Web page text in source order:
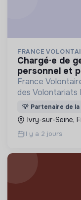
FRANCE
chargé·e de gestion administrative du
personnel et
France
des Volontariats
Solidarité.
💡 Partenaire de
Ivry-sur-Seine,
Il y a 2 jours